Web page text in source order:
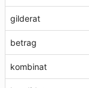
gilderat
betrag
kombinat